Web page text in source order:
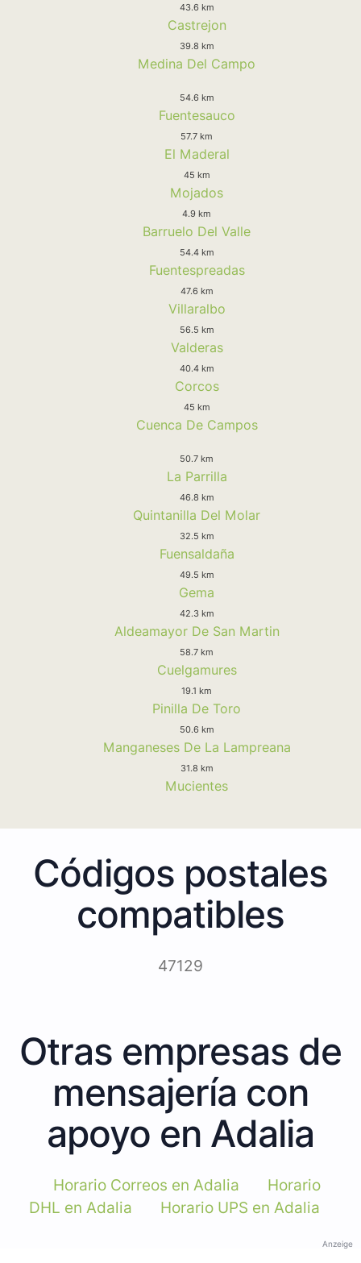
43.6 km
Castrejon
39.8 km
Medina Del Campo
54.6 km
Fuentesauco
57.7 km
El Maderal
45 km
Mojados
4.9 km
Barruelo Del Valle
54.4 km
Fuentespreadas
47.6 km
Villaralbo
56.5 km
Valderas
40.4 km
Corcos
45 km
Cuenca De Campos
50.7 km
La Parrilla
46.8 km
Quintanilla Del Molar
32.5 km
Fuensaldaña
49.5 km
Gema
42.3 km
Aldeamayor De San Martin
58.7 km
Cuelgamures
19.1 km
Pinilla De Toro
50.6 km
Manganeses De La Lampreana
31.8 km
Mucientes
Códigos postales
compatibles
47129
Otras empresas de
mensajería con
apoyo en Adalia
Horario Correos en Adalia
Horario
DHL en Adalia
Horario UPS en Adalia
Anzeige